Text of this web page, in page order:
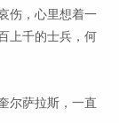
伤，心里想着一
上千的士兵，何
尔萨拉斯，一直